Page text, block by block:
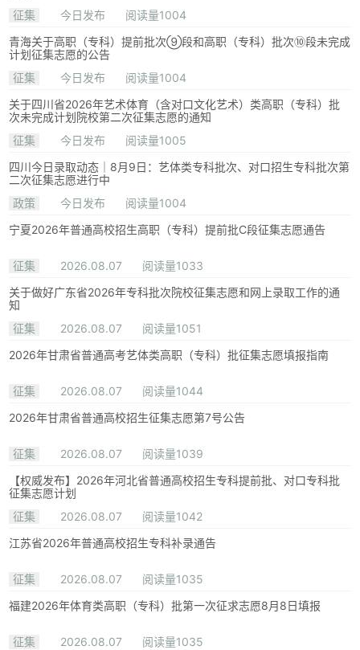
征集
今日发布
阅读量1004
青海关于高职（专科）提前批次⑨段和高职（专科）批次⑩段未完成
计划征集志愿的公告
征集
今日发布
阅读量1004
关于四川省2026年艺术体育（含对口文化艺术）类高职（专科）批
次未完成计划院校第二次征集志愿的通知
征集
今日发布
阅读量1005
四川今日录取动态｜8月9日：艺体类专科批次、对口招生专科批次第
二次征集志愿进行中
政策
今日发布
阅读量1004
宁夏2026年普通高校招生高职（专科）提前批C段征集志愿通告
征集 2026.08.07
阅读量1033
关于做好广东省2026年专科批次院校征集志愿和网上录取工作的通
知
征集
2026.08.07
阅读量1051
2026年甘肃省普通高考艺体类高职（专科）批征集志愿填报指南
征集 2026.08.07
阅读量1044
2026年甘肃省普通高校招生征集志愿第7号公告
征集 2026.08.07
阅读量1039
【权威发布】2026年河北省普通高校招生专科提前批、对口专科批
征集志愿计划
征集
2026.08.07
阅读量1042
江苏省2026年普通高校招生专科补录通告
征集 2026.08.07
阅读量1035
福建2026年体育类高职（专科）批第一次征求志愿8月8日填报
征集 2026.08.07
阅读量1035